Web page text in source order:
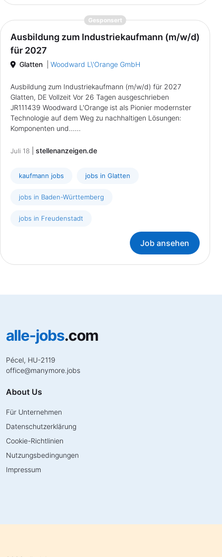
Gesponsert{prompt.job}
Ausbildung zum Industriekaufmann (m/w/d)
für 2027
Glatten Woodward L\'Orange GmbH
Ausbildung zum Industriekaufmann (m/w/d) für 2027
Glatten, DE Vollzeit Vor 26 Tagen ausgeschrieben
JR111439 Woodward L'Orange ist als Pionier modernster
Technologie auf dem Weg zu nachhaltigen Lösungen:
Komponenten und......
Juli 18 stellenanzeigen.de
kaufmann jobs jobs in Glatten
jobs in Baden-Württemberg
jobs in Freudenstadt
Job ansehen
alle-jobs.com
Pécel, HU-2119
office@manymore.jobs
About Us
Für Unternehmen
Datenschutzerklärung
Cookie-Richtlinien
Nutzungsbedingungen
Impressum